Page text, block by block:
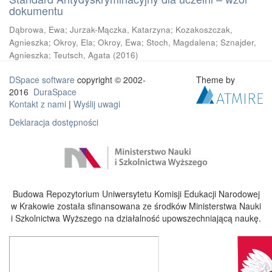
dokumentu
Dąbrowa, Ewa; Jurzak-Mączka, Katarzyna; Kozakoszczak,
Agnieszka; Okroy, Ela; Okroy, Ewa; Stoch, Magdalena; Sznajder,
Agnieszka; Teutsch, Agata (2016)
DSpace software copyright © 2002-
2016 DuraSpace
Kontakt z nami | Wyślij uwagi
Deklaracja dostępności
Theme by
Budowa Repozytorium Uniwersytetu Komisji Edukacji Narodowej
w Krakowie została sfinansowana ze środków Ministerstwa Nauki
i Szkolnictwa Wyższego na działalność upowszechniającą naukę.